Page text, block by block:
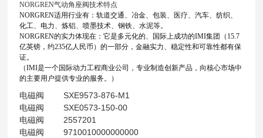
NORGREN气动角座阀技术特点
NORGREN适用行业有：轨道交通、冶金、包装、医疗、汽车、纺织、
化工、电力、炼铝、喷墨技术、钢铁、水泥等。
NORGREN的实力体现在：它是多元化的、国际上成功的IMI集团（15.7
亿英镑，约235亿人民币）的一部分，金融实力、稳定性和可靠性都有保
证。
（IMI是一个国际动力工程商业公司，专业制造创新产品，向核心市场中
的主要用户提供专业的服务。）
电磁阀
SXE9573-876-M1
电磁阀
SXE0573-150-00
电磁阀
2557201
电磁阀
9710010000000000